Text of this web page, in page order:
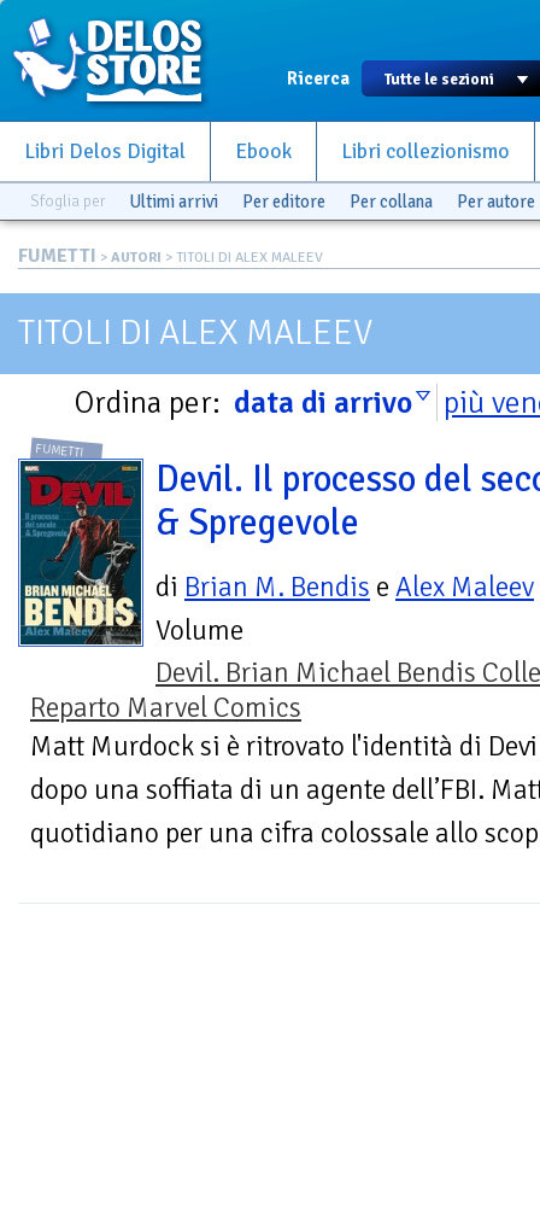
Ricerca
Libri Delos Digital Ebook Libri collezionismo
Sfoglia per Ultimi arrivi Per editore Per collana Per autore
FUMETTI > AUTORI > TITOLI DI ALEX MALEEV
TITOLI DI ALEX MALEEV
Ordina per: data di arrivo più
FUMETTI
Devil. Il processo del
& Spregevole
di Brian M. Bendis e Alex Maleev
Volume
Devil. Brian Michael Bendis
Reparto Marvel Comics
Matt Murdock si è ritrovato l'identità di
dopo una soffiata di un agente dell’FBI.
quotidiano per una cifra colossale allo